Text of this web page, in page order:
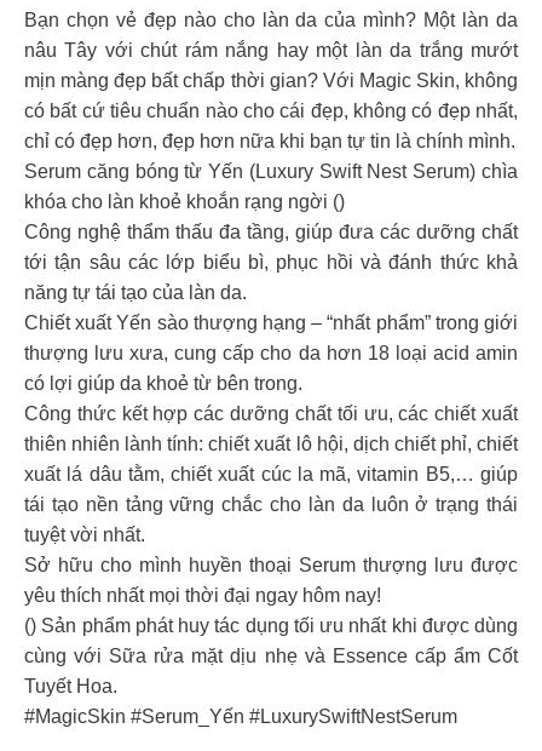
Bạn chọn vẻ đẹp nào cho làn da của mình? Một làn da
nâu Tây với chút rám nắng hay một làn da trắng mướt
mịn màng đẹp bất chấp thời gian? Với Magic Skin, không
có bất cứ tiêu chuẩn nào cho cái đẹp, không có đẹp nhất,
chỉ có đẹp hơn, đẹp hơn nữa khi bạn tự tin là chính mình.
Serum căng bóng từ Yến (Luxury Swift Nest Serum) chìa
khóa cho làn khoẻ khoắn rạng ngời ()
Công nghệ thẩm thấu đa tầng, giúp đưa các dưỡng chất
tới tận sâu các lớp biểu bì, phục hồi và đánh thức khả
năng tự tái tạo của làn da.
Chiết xuất Yến sào thượng hạng – “nhất phẩm” trong giới
thượng lưu xưa, cung cấp cho da hơn 18 loại acid amin
có lợi giúp da khoẻ từ bên trong.
Công thức kết hợp các dưỡng chất tối ưu, các chiết xuất
thiên nhiên lành tính: chiết xuất lô hội, dịch chiết phỉ, chiết
xuất lá dâu tằm, chiết xuất cúc la mã, vitamin B5,… giúp
tái tạo nền tảng vững chắc cho làn da luôn ở trạng thái
tuyệt vời nhất.
Sở hữu cho mình huyền thoại Serum thượng lưu được
yêu thích nhất mọi thời đại ngay hôm nay!
() Sản phẩm phát huy tác dụng tối ưu nhất khi được dùng
cùng với Sữa rửa mặt dịu nhẹ và Essence cấp ẩm Cốt
Tuyết Hoa.
#MagicSkin #Serum_Yến #LuxurySwiftNestSerum